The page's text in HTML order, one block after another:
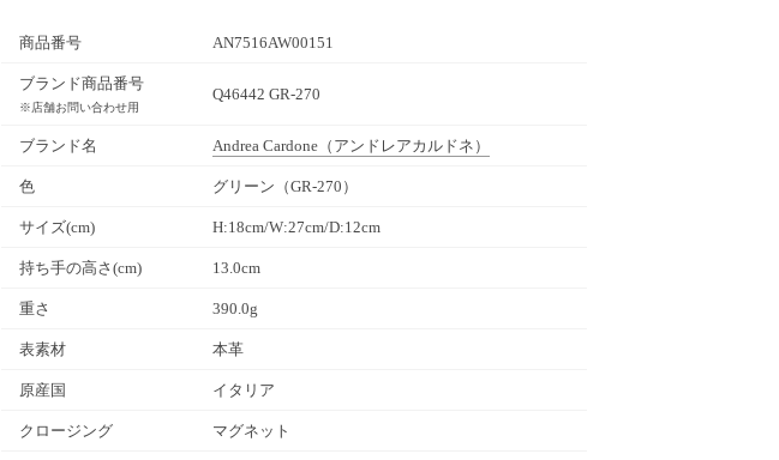
商品番号 AN7516AW00151
ブランド商品番号
※店舗お問い合わせ用
Q46442 GR-270
ブランド名 Andrea Cardone （アンドレアカルドネ）
色 グリーン（GR-270）
サイズ(cm) H:18cm/W:27cm/D:12cm
持ち手の高さ(cm) 13.0cm
重さ 390.0g
表素材 本革
原産国 イタリア
クロージング マグネット